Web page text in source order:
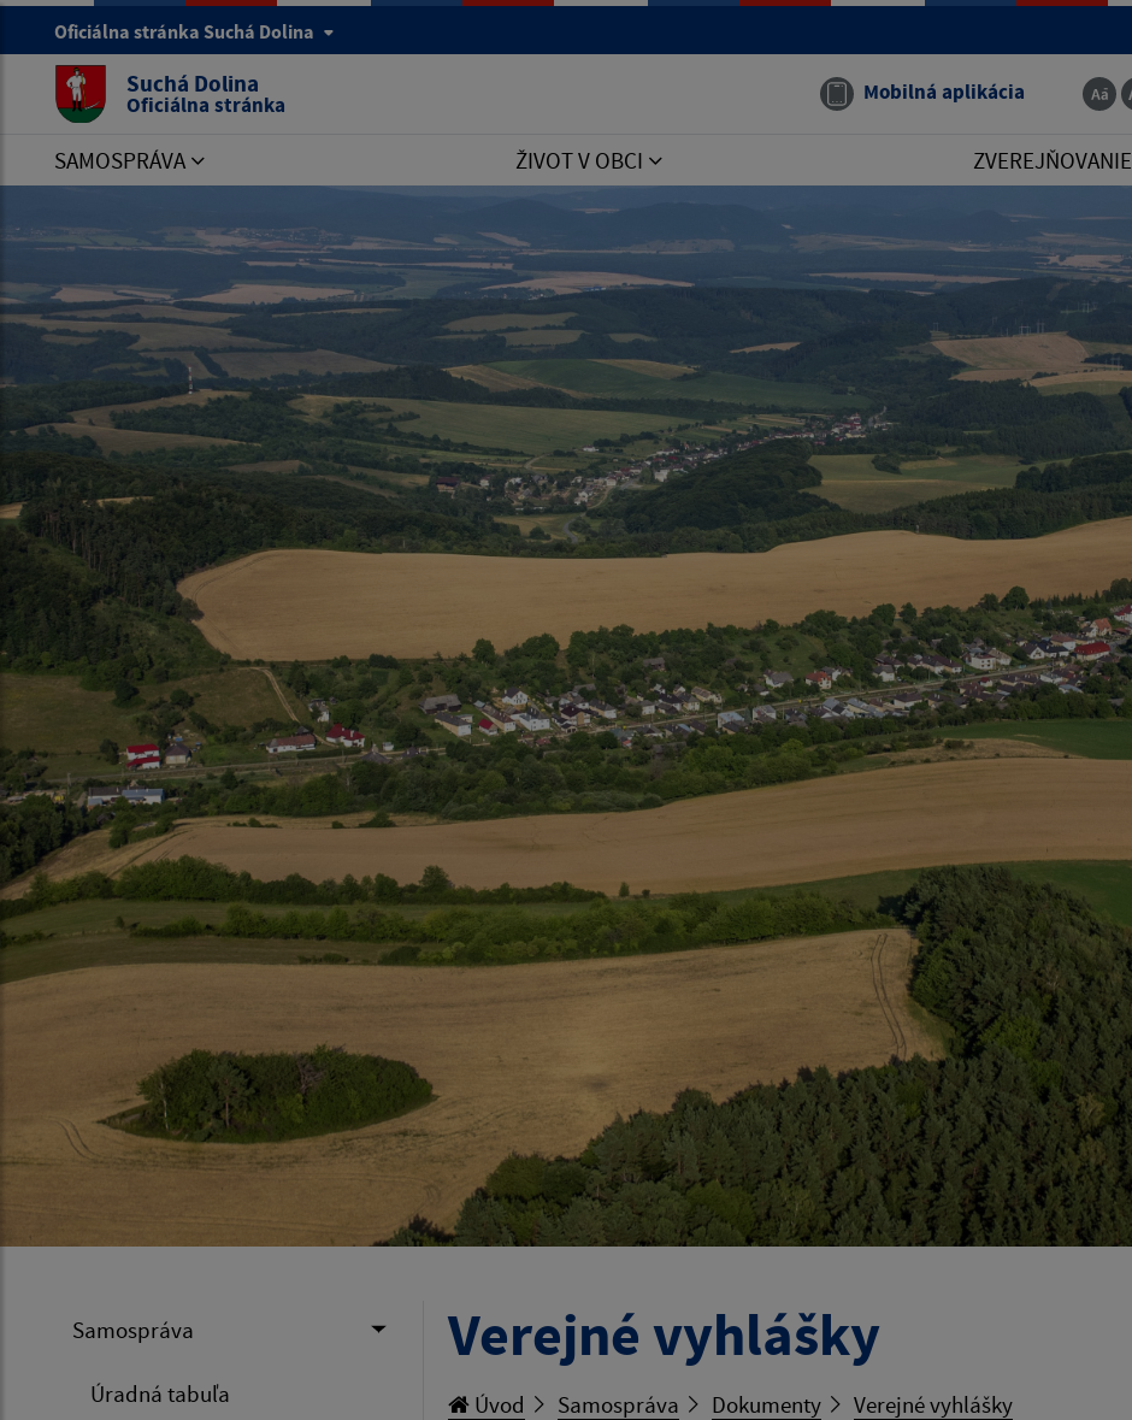
Oficiálna stránka Suchá Dolina
Suchá Dolina
Oficiálna stránka Mobilná aplikácia
SAMOSPRÁVA ŽIVOT V OBCI ZVEREJŇOVANIE
Samospráva
Úradná tabuľa
Verejné vyhlášky
Úvod Samospráva Dokumenty Verejné vyhlášky